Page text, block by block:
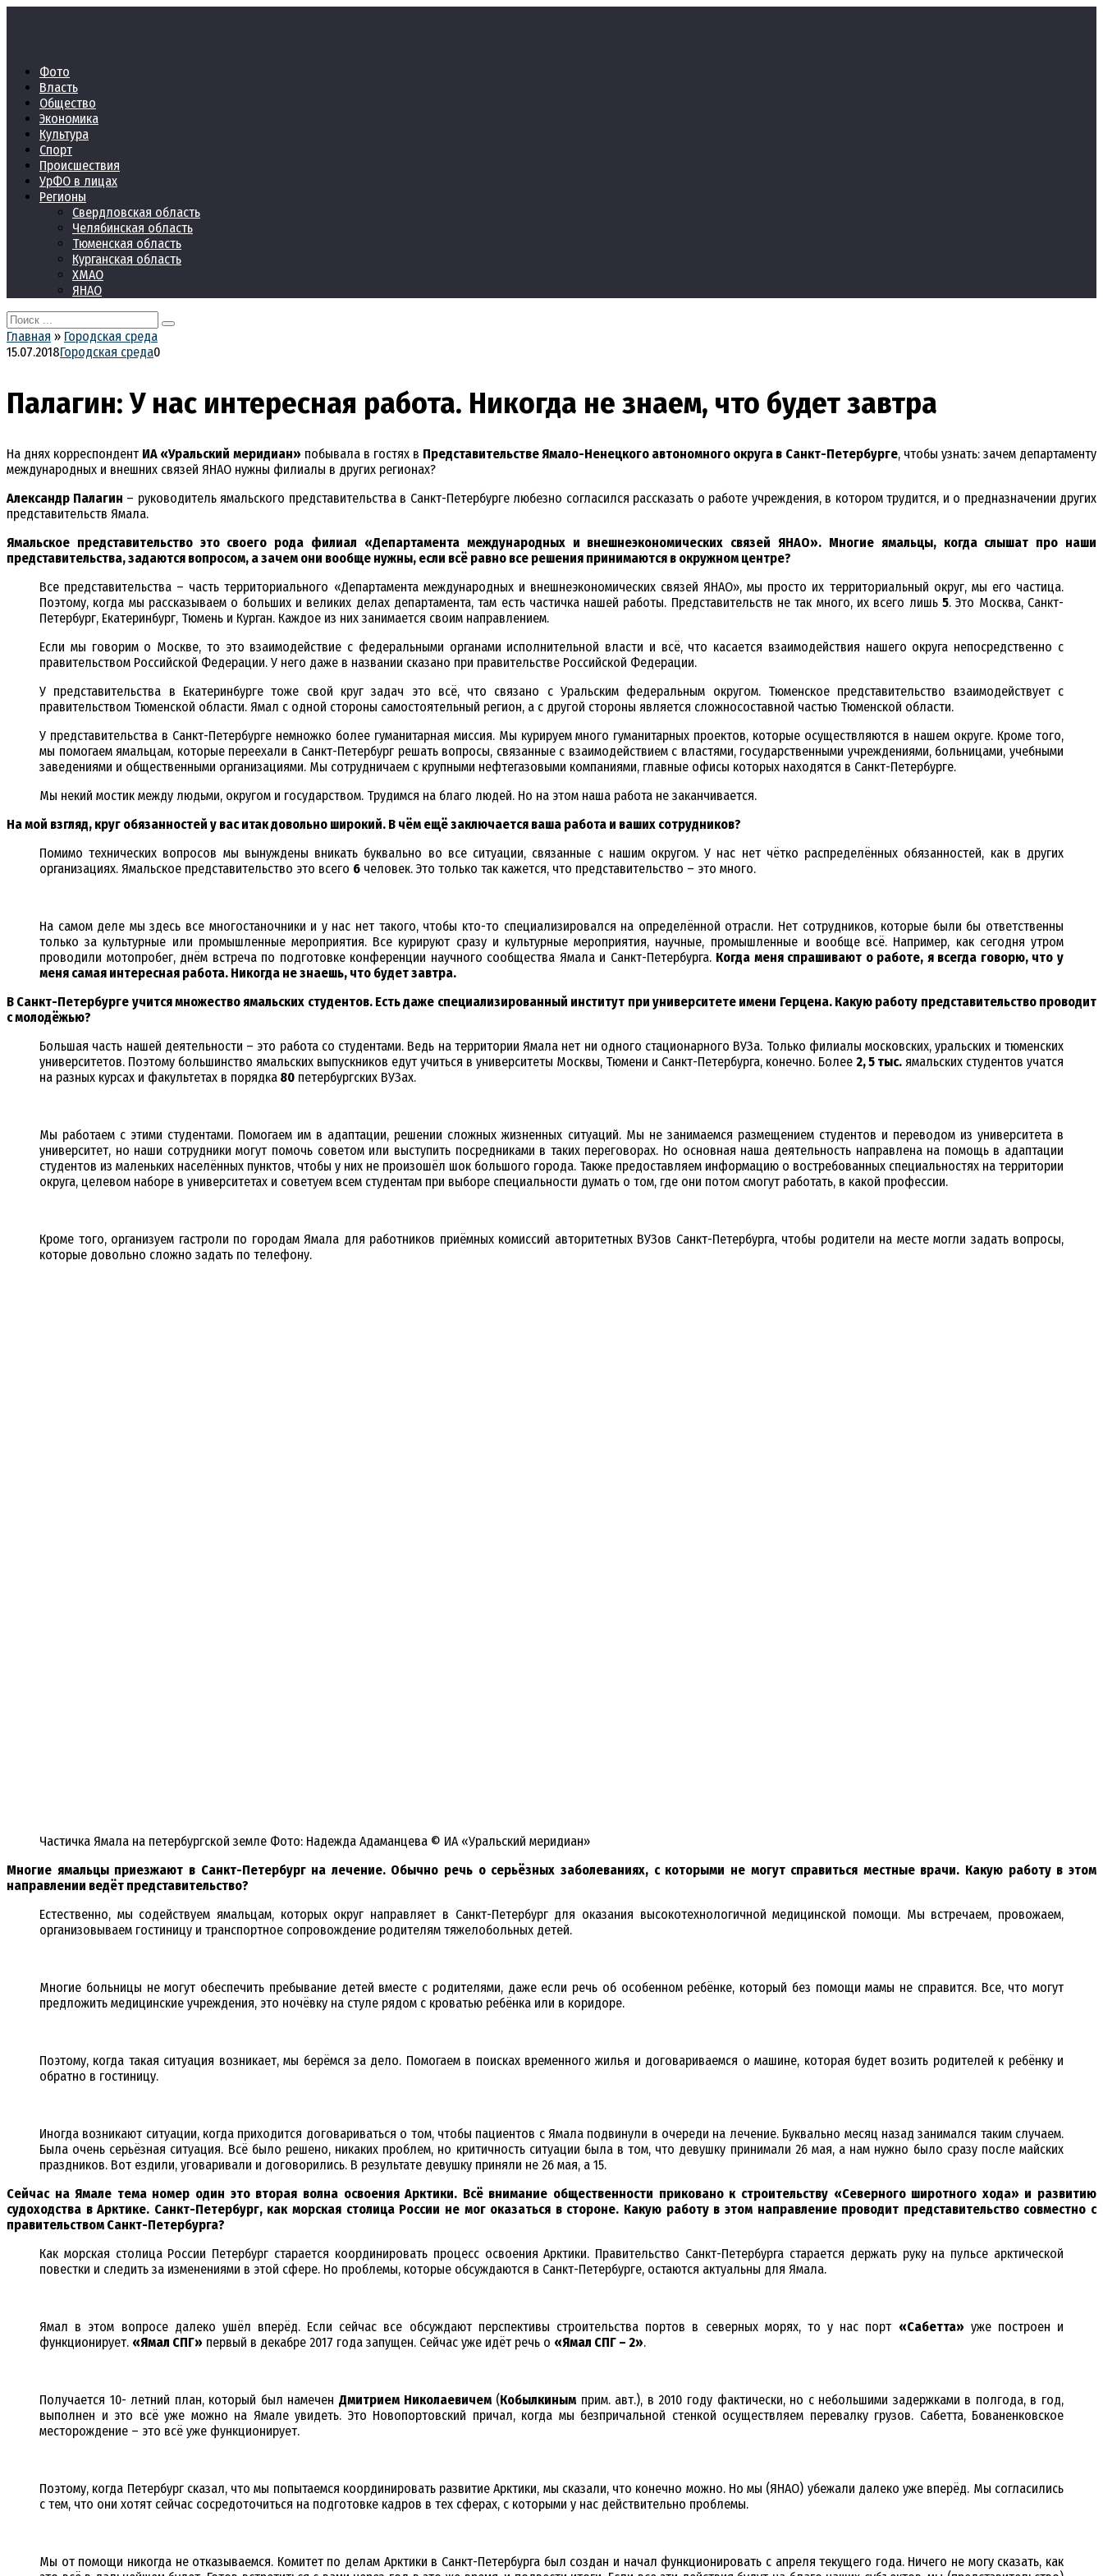
Фото
Власть
Общество
Экономика
Культура
Спорт
Происшествия
УрФО в лицах
Регионы
Свердловская область
Челябинская область
Тюменская область
Курганская область
ХМАО
ЯНАО
Search
for:
Главная » Городская среда
15.07.2018Городская среда0
Палагин: У нас интересная работа. Никогда не знаем, что будет завтра
На днях корреспондент ИА «Уральский меридиан» побывала в гостях в Представительстве Ямало-Ненецкого автономного округа в Санкт-Петербурге, чтобы узнать: зачем департаменту
международных и внешних связей ЯНАО нужны филиалы в других регионах?
Александр Палагин – руководитель ямальского представительства в Санкт-Петербурге любезно согласился рассказать о работе учреждения, в котором трудится, и о предназначении других
представительств Ямала.
Ямальское представительство это своего рода филиал «Департамента международных и внешнеэкономических связей ЯНАО». Многие ямальцы, когда слышат про наши
представительства, задаются вопросом, а зачем они вообще нужны, если всё равно все решения принимаются в окружном центре?
Все представительства – часть территориального «Департамента международных и внешнеэкономических связей ЯНАО», мы просто их территориальный округ, мы его частица.
Поэтому, когда мы рассказываем о больших и великих делах департамента, там есть частичка нашей работы. Представительств не так много, их всего лишь5. Это Москва, Санкт-
Петербург, Екатеринбург, Тюмень и Курган. Каждое из них занимается своим направлением.
Если мы говорим о Москве, то это взаимодействие с федеральными органами исполнительной власти и всё, что касается взаимодействия нашего округа непосредственно с
правительством Российской Федерации. У него даже в названии сказано при правительстве Российской Федерации.
У представительства в Екатеринбурге тоже свой круг задач это всё, что связано с Уральским федеральным округом. Тюменское представительство взаимодействует с
правительством Тюменской области. Ямал с одной стороны самостоятельный регион, а с другой стороны является сложносоставной частью Тюменской области.
У представительства в Санкт-Петербурге немножко более гуманитарная миссия. Мы курируем много гуманитарных проектов, которые осуществляются в нашем округе. Кроме того,
мы помогаем ямальцам, которые переехали в Санкт-Петербург решать вопросы, связанные с взаимодействием с властями, государственными учреждениями, больницами, учебными
заведениями и общественными организациями. Мы сотрудничаем с крупными нефтегазовыми компаниями, главные офисы которых находятся в Санкт-Петербурге.
Мы некий мостик между людьми, округом и государством. Трудимся на благо людей. Но на этом наша работа не заканчивается.
На мой взгляд, круг обязанностей у вас итак довольно широкий. В чём ещё заключается ваша работа и ваших сотрудников?
Помимо технических вопросов мы вынуждены вникать буквально во все ситуации, связанные с нашим округом. У нас нет чётко распределённых обязанностей, как в других
организациях. Ямальское представительство это всего 6 человек. Это только так кажется, что представительство – это много.
На самом деле мы здесь все многостаночники и у нас нет такого, чтобы кто-то специализировался на определённой отрасли. Нет сотрудников, которые были бы ответственны
только за культурные или промышленные мероприятия. Все курируют сразу и культурные мероприятия, научные, промышленные и вообще всё. Например, как сегодня утром
проводили мотопробег, днём встреча по подготовке конференции научного сообщества Ямала и Санкт-Петербурга. Когда меня спрашивают о работе, я всегда говорю, что у
меня самая интересная работа. Никогда не знаешь, что будет завтра.
В Санкт-Петербурге учится множество ямальских студентов. Есть даже специализированный институт при университете имени Герцена. Какую работу представительство проводит
с молодёжью?
Большая часть нашей деятельности – это работа со студентами. Ведь на территории Ямала нет ни одного стационарного ВУЗа. Только филиалы московских, уральских и тюменских
университетов. Поэтому большинство ямальских выпускников едут учиться в университеты Москвы, Тюмени и Санкт-Петербурга, конечно. Более 2, 5 тыс. ямальских студентов учатся
на разных курсах и факультетах в порядка 80 петербургских ВУЗах.
Мы работаем с этими студентами. Помогаем им в адаптации, решении сложных жизненных ситуаций. Мы не занимаемся размещением студентов и переводом из университета в
университет, но наши сотрудники могут помочь советом или выступить посредниками в таких переговорах. Но основная наша деятельность направлена на помощь в адаптации
студентов из маленьких населённых пунктов, чтобы у них не произошёл шок большого города. Также предоставляем информацию о востребованных специальностях на территории
округа, целевом наборе в университетах и советуем всем студентам при выборе специальности думать о том, где они потом смогут работать, в какой профессии.
Кроме того, организуем гастроли по городам Ямала для работников приёмных комиссий авторитетных ВУЗов Санкт-Петербурга, чтобы родители на месте могли задать вопросы,
которые довольно сложно задать по телефону.
Частичка Ямала на петербургской земле Фото: Надежда Адаманцева © ИА «Уральский меридиан»
Многие ямальцы приезжают в Санкт-Петербург на лечение. Обычно речь о серьёзных заболеваниях, с которыми не могут справиться местные врачи. Какую работу в этом
направлении ведёт представительство?
Естественно, мы содействуем ямальцам, которых округ направляет в Санкт-Петербург для оказания высокотехнологичной медицинской помощи. Мы встречаем, провожаем,
организовываем гостиницу и транспортное сопровождение родителям тяжелобольных детей.
Многие больницы не могут обеспечить пребывание детей вместе с родителями, даже если речь об особенном ребёнке, который без помощи мамы не справится. Все, что могут
предложить медицинские учреждения, это ночёвку на стуле рядом с кроватью ребёнка или в коридоре.
Поэтому, когда такая ситуация возникает, мы берёмся за дело. Помогаем в поисках временного жилья и договариваемся о машине, которая будет возить родителей к ребёнку и
обратно в гостиницу.
Иногда возникают ситуации, когда приходится договариваться о том, чтобы пациентов с Ямала подвинули в очереди на лечение. Буквально месяц назад занимался таким случаем.
Была очень серьёзная ситуация. Всё было решено, никаких проблем, но критичность ситуации была в том, что девушку принимали 26 мая, а нам нужно было сразу после майских
праздников. Вот ездили, уговаривали и договорились. В результате девушку приняли не 26 мая, а 15.
Сейчас на Ямале тема номер один это вторая волна освоения Арктики. Всё внимание общественности приковано к строительству «Северного широтного хода» и развитию
судоходства в Арктике. Санкт-Петербург, как морская столица России не мог оказаться в стороне. Какую работу в этом направление проводит представительство совместно с
правительством Санкт-Петербурга?
Как морская столица России Петербург старается координировать процесс освоения Арктики. Правительство Санкт-Петербурга старается держать руку на пульсе арктической
повестки и следить за изменениями в этой сфере. Но проблемы, которые обсуждаются в Санкт-Петербурге, остаются актуальны для Ямала.
Ямал в этом вопросе далеко ушёл вперёд. Если сейчас все обсуждают перспективы строительства портов в северных морях, то у нас порт «Сабетта» уже построен и
функционирует. «Ямал СПГ» первый в декабре 2017 года запущен. Сейчас уже идёт речь о «Ямал СПГ – 2».
Получается 10- летний план, который был намечен Дмитрием Николаевичем(Кобылкиным прим. авт.), в 2010 году фактически, но с небольшими задержками в полгода, в год,
выполнен и это всё уже можно на Ямале увидеть. Это Новопортовский причал, когда мы безпричальной стенкой осуществляем перевалку грузов. Сабетта, Бованенковское
месторождение – это всё уже функционирует.
Поэтому, когда Петербург сказал, что мы попытаемся координировать развитие Арктики, мы сказали, что конечно можно. Но мы (ЯНАО) убежали далеко уже вперёд. Мы согласились
с тем, что они хотят сейчас сосредоточиться на подготовке кадров в тех сферах, с которыми у нас действительно проблемы.
Мы от помощи никогда не отказываемся. Комитет по делам Арктики в Санкт-Петербурга был создан и начал функционировать с апреля текущего года. Ничего не могу сказать, как